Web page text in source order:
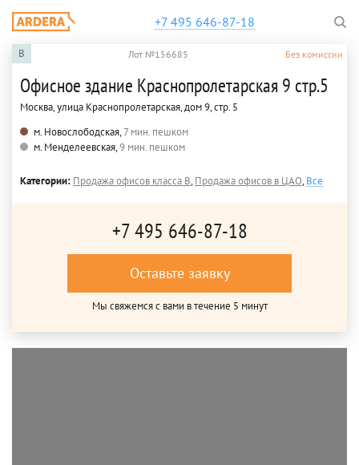
+7 495 646-87-18
B Лот №156685 Без комиссии
Офисное здание Краснопролетарская 9 стр.5
Москва, улица Краснопролетарская, дом 9, стр. 5
м. Новослободская,7 мин. пешком
м. Менделеевская,9 мин. пешком
Категории: Продажа офисов класса B,Продажа офисов в ЦАО,Все
+7 495 646-87-18
Оставьте заявку
Мы свяжемся с вами в течение 5 минут